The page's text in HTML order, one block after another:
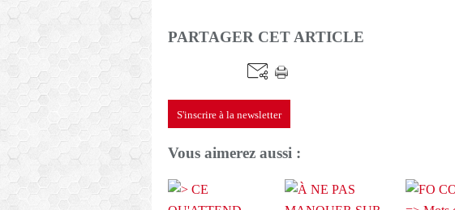
PARTAGER CET ARTICLE
S'inscrire à la newsletter
Vous aimerez aussi :